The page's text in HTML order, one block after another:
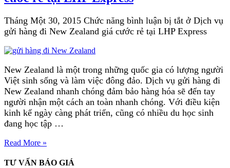
Tháng Một 30, 2015 Chức năng bình luận bị tắt ở Dịch vụ
gửi hàng đi New Zealand giá cước rẻ tại LHP Express
New Zealand là một trong những quốc gia có lượng người
Việt sinh sống và làm việc đông đảo. Dịch vụ gửi hàng đi
New Zealand nhanh chóng đảm bảo hàng hóa sẽ đến tay
người nhận một cách an toàn nhanh chóng. Với điều kiện
kinh kế ngày càng phát triển, cũng có nhiều du học sinh
đang học tập …
Read More »
TƯ VẤN BÁO GIÁ